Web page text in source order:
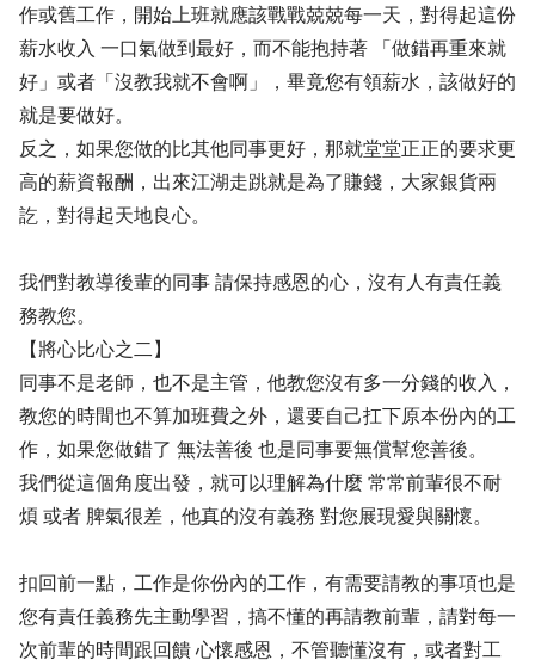
作或舊工作，開始上班就應該戰戰兢兢每一天，對得起這份
薪水收入 一口氣做到最好，而不能抱持著 「做錯再重來就
好」或者「沒教我就不會啊」，畢竟您有領薪水，該做好的
就是要做好。
反之，如果您做的比其他同事更好，那就堂堂正正的要求更
高的薪資報酬，出來江湖走跳就是為了賺錢，大家銀貨兩
訖，對得起天地良心。
我們對教導後輩的同事 請保持感恩的心，沒有人有責任義
務教您。
【將心比心之二】
同事不是老師，也不是主管，他教您沒有多一分錢的收入，
教您的時間也不算加班費之外，還要自己扛下原本份內的工
作，如果您做錯了 無法善後 也是同事要無償幫您善後。
我們從這個角度出發，就可以理解為什麼 常常前輩很不耐
煩 或者 脾氣很差，他真的沒有義務 對您展現愛與關懷。
扣回前一點，工作是你份內的工作，有需要請教的事項也是
您有責任義務先主動學習，搞不懂的再請教前輩，請對每一
次前輩的時間跟回饋 心懷感恩，不管聽懂沒有，或者對工